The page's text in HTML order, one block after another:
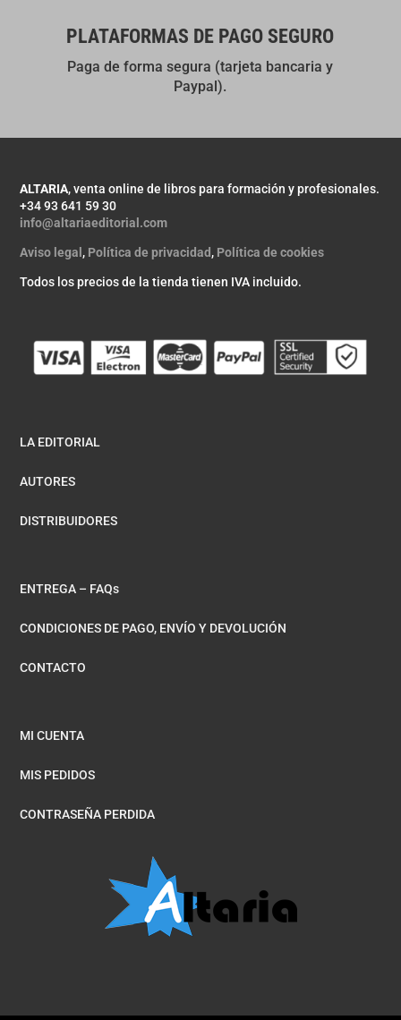
PLATAFORMAS DE PAGO SEGURO
Paga de forma segura (tarjeta bancaria y
Paypal).
ALTARIA, venta online de libros para formación y profesionales.
+34 93 641 59 30
info@altariaeditorial.com
Aviso legal, Política de privacidad, Política de cookies
Todos los precios de la tienda tienen IVA incluido.
LA EDITORIAL
AUTORES
DISTRIBUIDORES
ENTREGA – FAQs
CONDICIONES DE PAGO, ENVÍO Y DEVOLUCIÓN
CONTACTO
MI CUENTA
MIS PEDIDOS
CONTRASEÑA PERDIDA